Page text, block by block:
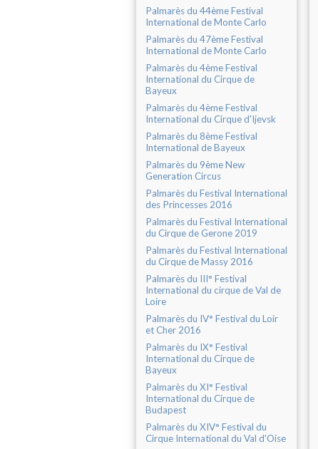
Palmarès du 44ème Festival
International de Monte Carlo
Palmarès du 47ème Festival
International de Monte Carlo
Palmarès du 4ème Festival
International du Cirque de
Bayeux
Palmarès du 4ème Festival
International du Cirque d'Ijevsk
Palmarès du 8ème Festival
International de Bayeux
Palmarès du 9ème New
Generation Circus
Palmarès du Festival International
des Princesses 2016
Palmarès du Festival International
du Cirque de Gerone 2019
Palmarès du Festival International
du Cirque de Massy 2016
Palmarès du III° Festival
International du cirque de Val de
Loire
Palmarès du IV° Festival du Loir
et Cher 2016
Palmarès du IX° Festival
International du Cirque de
Bayeux
Palmarès du XI° Festival
International du Cirque de
Budapest
Palmarès du XIV° Festival du
Cirque International du Val d'Oise